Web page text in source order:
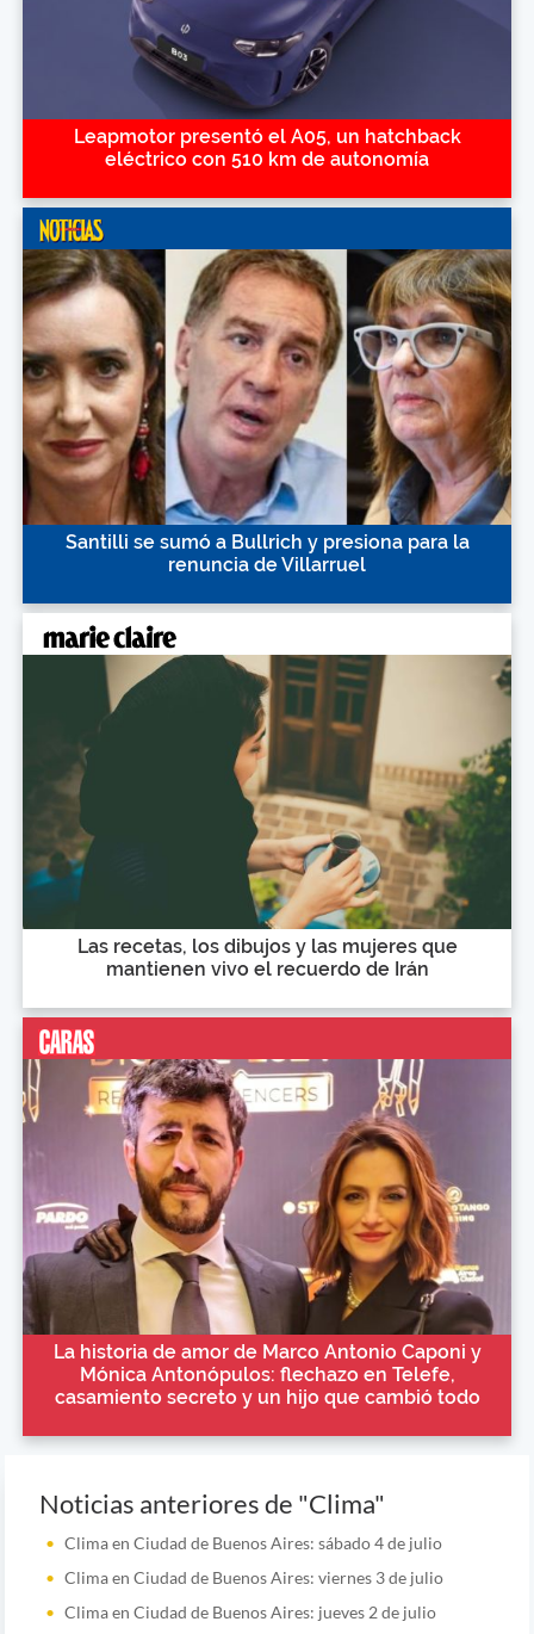
Leapmotor presentó el A05, un hatchback
eléctrico con 510 km de autonomía
Santilli se sumó a Bullrich y presiona para la
renuncia de Villarruel
Las recetas, los dibujos y las mujeres que
mantienen vivo el recuerdo de Irán
La historia de amor de Marco Antonio Caponi y
Mónica Antonópulos: flechazo en Telefe,
casamiento secreto y un hijo que cambió todo
Noticias anteriores de "Clima"
Clima en Ciudad de Buenos Aires: sábado 4 de julio
Clima en Ciudad de Buenos Aires: viernes 3 de julio
Clima en Ciudad de Buenos Aires: jueves 2 de julio